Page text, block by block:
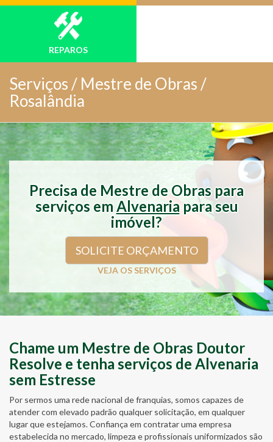
REPAROS
Serviços / Mestre de Obras /
Rosalândia
Precisa de Mestre de Obras para
serviços em Alvenariapara seu
imóvel?
SOLICITE ORÇAMENTO
VEJA OS SERVIÇOS
Chame um Mestre de Obras Doutor
Resolve e tenha serviços de Alvenaria
sem Estresse
Por sermos uma rede nacional de franquias, somos capazes de
atender com elevado padrão qualquer solicitação, em qualquer
lugar que estejamos. Confiança em contratar uma empresa
estabelecida no mercado, limpeza e profissionais uniformizados são